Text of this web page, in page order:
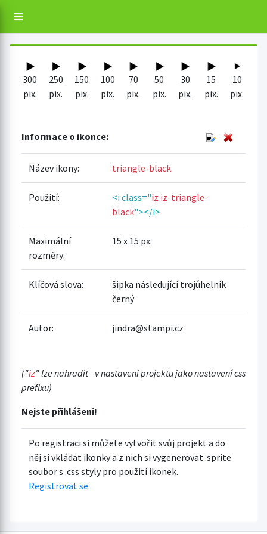
300
pix.
250
pix.
150
pix.
100
pix.
70
pix.
50
pix.
30
pix.
15
pix.
10
pix.
Informace o ikonce:
Název ikony: triangle-black
Použití: <i class="iz iz-triangle-
black"></i>
Maximální
rozměry:
15 x 15 px.
Klíčová slova:
šipka následující trojúhelník
černý
Autor: jindra@stampi.cz
("iz" lze nahradit - v nastavení projektu jako nastavení css
prefixu)
Nejste přihlášeni!
Po registraci si můžete vytvořit svůj projekt a do
něj si vkládat ikonky a z nich si vygenerovat .sprite
soubor s .css styly pro použití ikonek.
Registrovat se.